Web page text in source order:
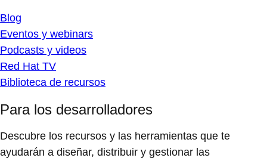
Blog
Eventos y webinars
Podcasts y videos
Red Hat TV
Biblioteca de recursos
Para los desarrolladores
Descubre los recursos y las herramientas que te
ayudarán a diseñar, distribuir y gestionar las